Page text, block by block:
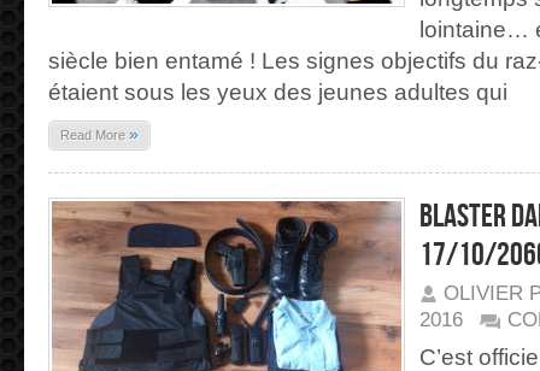
lointaine…
siècle bien entamé ! Les signes objectifs du
étaient sous les yeux des jeunes adultes qui
Read More »
Blaster
17/10/
OLIVIER
2016
C’est